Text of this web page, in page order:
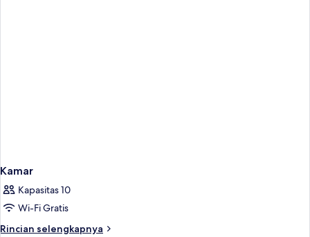
Kamar
Kapasitas 10
Wi-Fi Gratis
Rincian selengkapnya
Rincian